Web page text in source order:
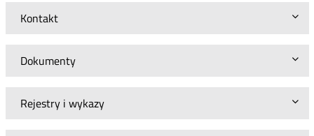
Kontakt
Dokumenty
Rejestry i wykazy